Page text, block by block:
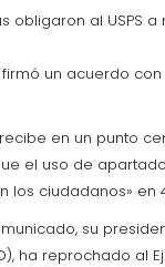
obligaron al USPS a
un acuerdo
en un punto
el uso de
los ciudadanos»
su
ha reprochado al